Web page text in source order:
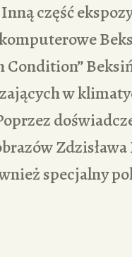
część
w
specjalny